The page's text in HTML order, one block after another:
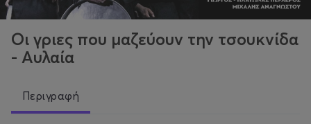
Οι γριες που μαζεύουν την τσουκνίδα
- Αυλαία
Περιγραφή